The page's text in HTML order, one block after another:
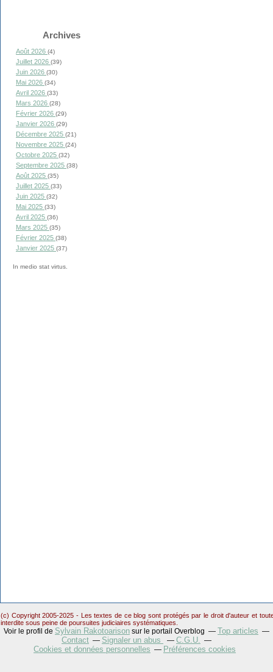
Archives
Août 2026 (4)
Juillet 2026 (39)
Juin 2026 (30)
Mai 2026 (34)
Avril 2026 (33)
Mars 2026 (28)
Février 2026 (29)
Janvier 2026 (29)
Décembre 2025 (21)
Novembre 2025 (24)
Octobre 2025 (32)
Septembre 2025 (38)
Août 2025 (35)
Juillet 2025 (33)
Juin 2025 (32)
Mai 2025 (33)
Avril 2025 (36)
Mars 2025 (35)
Février 2025 (38)
Janvier 2025 (37)
In medio stat virtus.
(c) Copyright 2005-2025 - Les textes de ce blog sont protégés par le droit d'auteur et
interdite sous peine de poursuites judiciaires systématiques.
Voir le profil de Sylvain Rakotoarison sur le portail Overblog
Top articles
Contact
Signaler un abus
C.G.U.
Cookies et données personnelles
Préférences cookies